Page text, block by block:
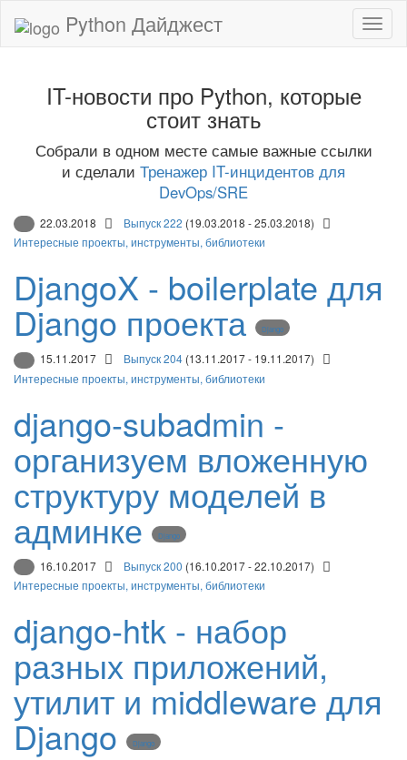
Python Дайджест
IT-новости про Python, которые
стоит знать
Собрали в одном месте самые важные ссылки
и сделали Тренажер IT-инцидентов для
DevOps/SRE
22.03.2018 Выпуск 222 (19.03.2018 - 25.03.2018)
Интересные проекты, инструменты, библиотеки
DjangoX - boilerplate для
Django проекта Django
15.11.2017 Выпуск 204 (13.11.2017 - 19.11.2017)
Интересные проекты, инструменты, библиотеки
django-subadmin -
организуем вложенную
структуру моделей в
админке Django
16.10.2017 Выпуск 200 (16.10.2017 - 22.10.2017)
Интересные проекты, инструменты, библиотеки
django-htk - набор
разных приложений,
утилит и middleware для
Django Django